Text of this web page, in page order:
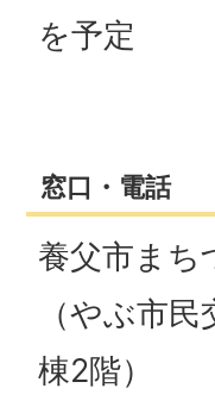
を予定
窓口・電話
養父市まち
（やぶ市
棟2階）